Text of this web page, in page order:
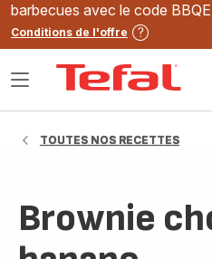
barbecues avec le code
Conditions de l'offre
Ouvrir
TOUTES NOS RECETTES
Brownie